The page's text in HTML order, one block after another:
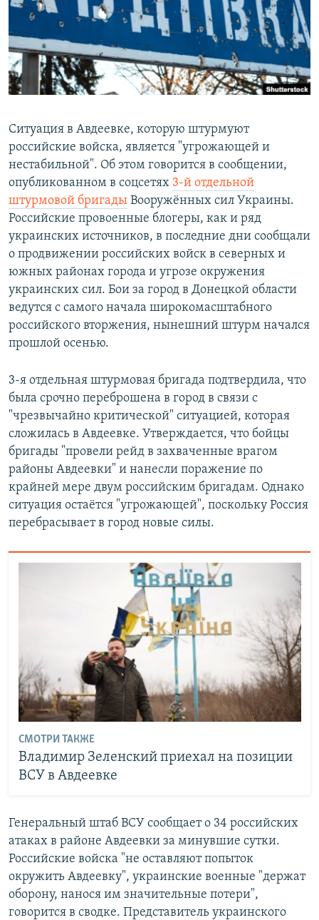
РАСПИСАНИЕ ВЕЩАНИЯ
ПОДПИШИТЕСЬ НА РАССЫЛКУ
СОЦИАЛЬНЫЕ СЕТИ
Все сайты РСЕ/РС
Ситуация в Авдеевке, которую штурмуют
российские войска, является "угрожающей и
нестабильной". Об этом говорится в сообщении,
опубликованном в соцсетях 3-й отдельной
штурмовой бригады Вооружённых сил Украины.
Российские провоенные блогеры, как и ряд
украинских источников, в последние дни сообщали
о продвижении российских войск в северных и
южных районах города и угрозе окружения
украинских сил. Бои за город в Донецкой области
ведутся с самого начала широкомасштабного
российского вторжения, нынешний штурм начался
прошлой осенью.
3-я отдельная штурмовая бригада подтвердила, что
была срочно переброшена в город в связи с
"чрезвычайно критической" ситуацией, которая
сложилась в Авдеевке. Утверждается, что бойцы
бригады "провели рейд в захваченные врагом
районы Авдеевки" и нанесли поражение по
крайней мере двум российским бригадам. Однако
ситуация остаётся "угрожающей", поскольку Россия
перебрасывает в город новые силы.
СМОТРИ ТАКЖЕ
Владимир Зеленский приехал на позиции
ВСУ в Авдеевке
Генеральный штаб ВСУ сообщает о 34 российских
атаках в районе Авдеевки за минувшие сутки.
Российские войска "не оставляют попыток
окружить Авдеевку", украинские военные "держат
оборону, нанося им значительные потери",
говорится в сводке. Представитель украинского